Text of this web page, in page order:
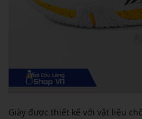
Giày được thiết kế với vật liệu